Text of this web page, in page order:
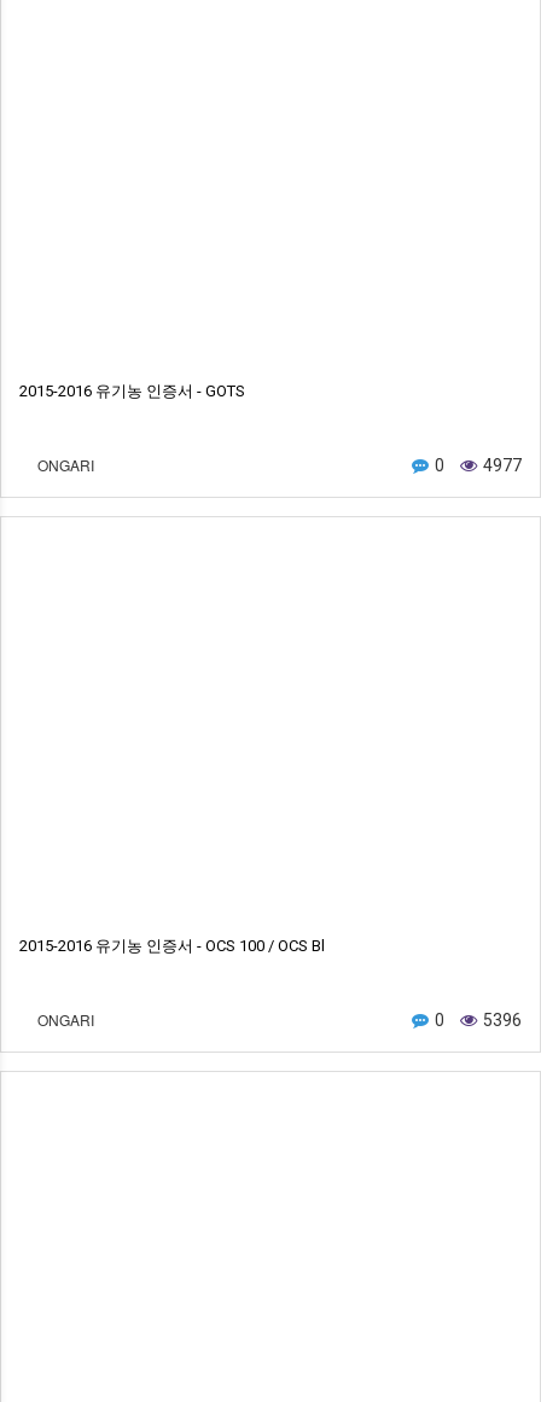
2015-2016 유기농 인증서 - GOTS
ONGARI 0 4977
2015-2016 유기농 인증서 - OCS 100 / OCS Bl
ONGARI 0 5396